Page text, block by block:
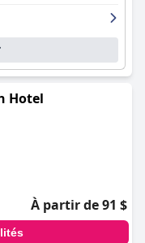
de l'hôtel, au
Hotel
À partir de 91 $